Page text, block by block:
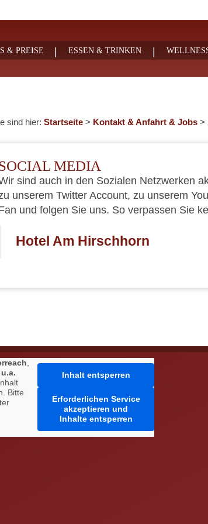
& PREISE ESSEN & TRINKEN
sind hier: Startseite> Kontakt & Anfahrt & Jobs>
MEDIA
sind auch in den Sozialen Netzwerken
unserem Twitter Account, zu unserem
und folgen Sie uns. So verpassen Sie
Hotel Am Hirschhorn
Bitte
Inhalt entsperren
Erforderlichen Service
akzeptieren und
Inhalte entsperren